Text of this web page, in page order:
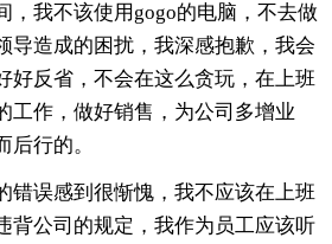
，我不该使用gogo的电脑，不去做
导造成的困扰，我深感抱歉，我会
好反省，不会在这么贪玩，在上班
工作，做好销售，为公司多增业
行的。
错误感到很惭愧，我不应该在上班
背公司的规定，我作为员工应该听